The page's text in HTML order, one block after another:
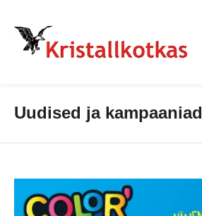
Uudised ja kampaaniad